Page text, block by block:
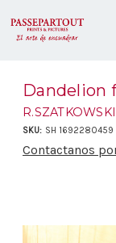
Dandelion
R.SZATKOWSKI
SKU: SH 1692280459
Contactanos